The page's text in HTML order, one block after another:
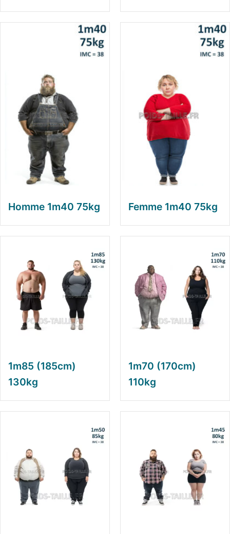
Homme 1m40 75kg Femme 1m40 75kg
1m85 (185cm)
130kg
1m70 (170cm)
110kg